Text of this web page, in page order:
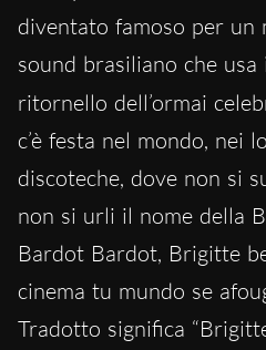
diventato famoso per un
sound brasiliano che
ritornello dell’ormai
c’è festa nel mondo, nei
discoteche, dove non si
non si urli il nome della
Bardot Bardot, Brigitte
cinema tu mundo se
Tradotto significa